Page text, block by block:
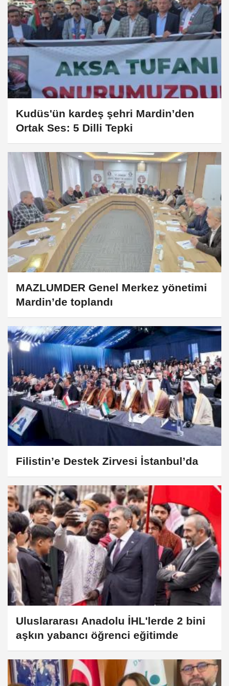
Kudüs'ün kardeş şehri Mardin’den
Ortak Ses: 5 Dilli Tepki
MAZLUMDER Genel Merkez yönetimi
Mardin’de toplandı
Filistin’e Destek Zirvesi İstanbul’da
Uluslararası Anadolu İHL'lerde 2 bini
aşkın yabancı öğrenci eğitimde